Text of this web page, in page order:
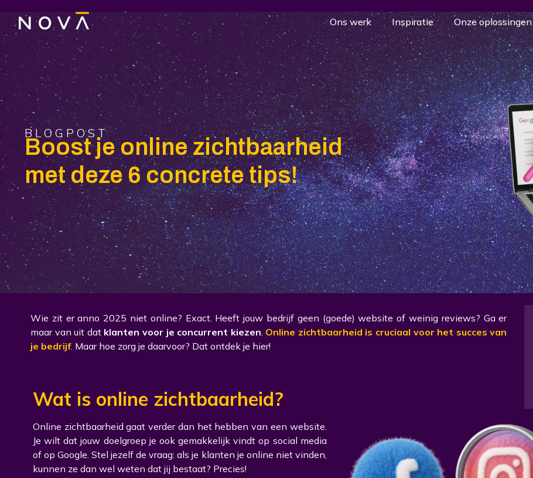
Ons werk Inspiratie Onze oplossingen
BLOGPOST
Boost je online zichtbaarheid
met deze 6 concrete tips!
Wie zit er anno 2025 niet online? Exact. Heeft jouw bedrijf geen (goede) website of weinig reviews? Ga er
maar van uit dat klanten voor je concurrent kiezen. Online zichtbaarheid is cruciaal voor het succes van
je bedrijf. Maar hoe zorg je daarvoor? Dat ontdek je hier!
Wat is online zichtbaarheid?
Online zichtbaarheid gaat verder dan het hebben van een website.
Je wilt dat jouw doelgroep je ook gemakkelijk vindt op social media
of op Google. Stel jezelf de vraag: als je klanten je online niet vinden,
kunnen ze dan wel weten dat jij bestaat? Precies!